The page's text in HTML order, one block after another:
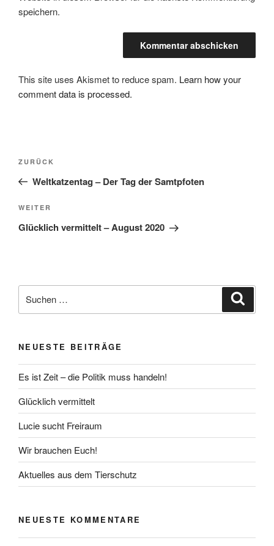
speichern.
This site uses Akismet to reduce spam. Learn how your
comment data is processed.
Beitragsnavigation
Vorheriger
Beitrag
ZURÜCK
Weltkatzentag – Der Tag der Samtpfoten
Nächster
Beitrag
WEITER
Glücklich vermittelt – August 2020
nach:
NEUESTE BEITRÄGE
Es ist Zeit – die Politik muss handeln!
Glücklich vermittelt
Lucie sucht Freiraum
Wir brauchen Euch!
Aktuelles aus dem Tierschutz
NEUESTE KOMMENTARE